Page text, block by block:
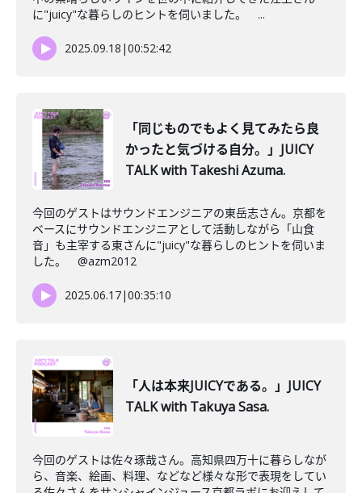
に"juicy"な暮らしのヒントを伺いました。 ...
2025.09.18 |00:52:42
「同じものでもよく見てみたら良
かったと気づける自分。」JUICY
TALK with Takeshi Azuma.
今回のゲストはサウンドエンジニアの東岳志さん。京都を
ベースにサウンドエンジニアとして活動しながら「山食
音」も主宰する東さんに"juicy"な暮らしのヒントを伺いま
した。 @azm2012
2025.06.17|00:35:10
「人は本来JUICYである。」JUICY
TALK with Takuya Sasa.
今回のゲストは佐々琢哉さん。高知県四万十に暮らしなが
ら、音楽、絵画、料理、などなど様々な形で表現をしてい